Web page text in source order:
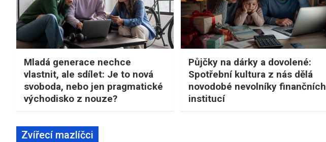
Mladá generace nechce
vlastnit, ale sdílet: Je to nová
svoboda, nebo jen pragmatické
východisko z nouze?
Půjčky na dárky a dovolené:
Spotřební kultura z nás dělá
novodobé nevolníky finančních
institucí
Zvířecí mazlíčci